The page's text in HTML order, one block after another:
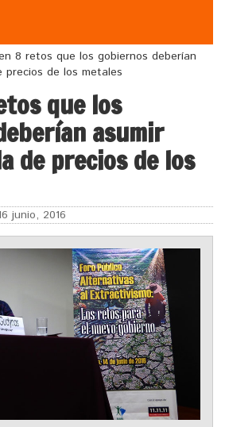
8 retos que los gobiernos deberían
de los metales
que los
asumir
de precios de los
junio, 2016